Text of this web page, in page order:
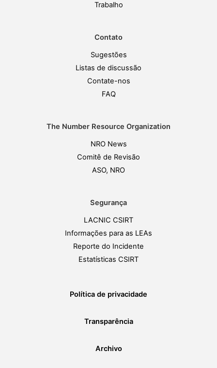
Trabalho
Contato
Sugestões
Listas de discussão
Contate-nos
FAQ
The Number Resource Organization
NRO News
Comitê de Revisão
ASO, NRO
Segurança
LACNIC CSIRT
Informações para as LEAs
Reporte do Incidente
Estatísticas CSIRT
Política de privacidade
Transparência
Archivo